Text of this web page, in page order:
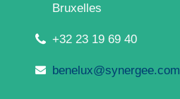
Bruxelles
+32 23 19 69 40
benelux@synergee.com